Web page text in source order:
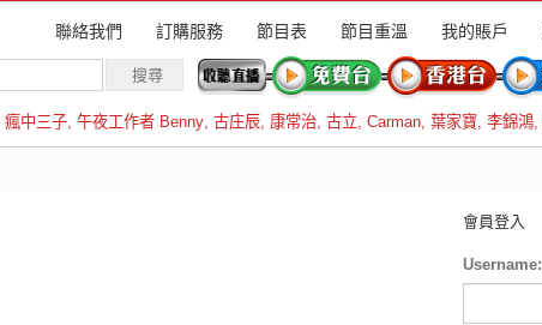
聯絡我們 訂購服務 節目表 節目重溫 我的賬戶
瘋中三子, 午夜工作者 Benny, 古庄辰, 康常治, 古立, Carman, 葉家寶, 李錦鴻,
會員登入
Username: